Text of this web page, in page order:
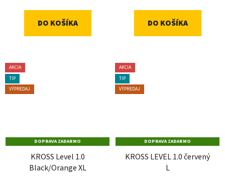
DO KOŠÍKA DO KOŠÍKA
AKCIA
TIP
VÝPREDAJ
DOPRAVA ZADARMO
KROSS Level 1.0
Black/Orange XL
AKCIA
TIP
VÝPREDAJ
DOPRAVA ZADARMO
KROSS LEVEL 1.0 červený
L